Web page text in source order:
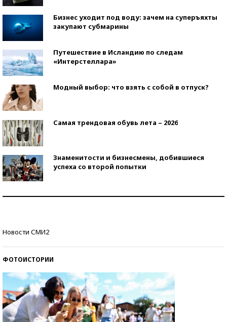
Бизнес уходит под воду: зачем на суперъяхты
закупают субмарины
Путешествие в Исландию по следам
«Интерстеллара»
Модный выбор: что взять с собой в отпуск?
Самая трендовая обувь лета – 2026
Знаменитости и бизнесмены, добившиеся
успеха со второй попытки
Новости СМИ2
ФОТОИСТОРИИ